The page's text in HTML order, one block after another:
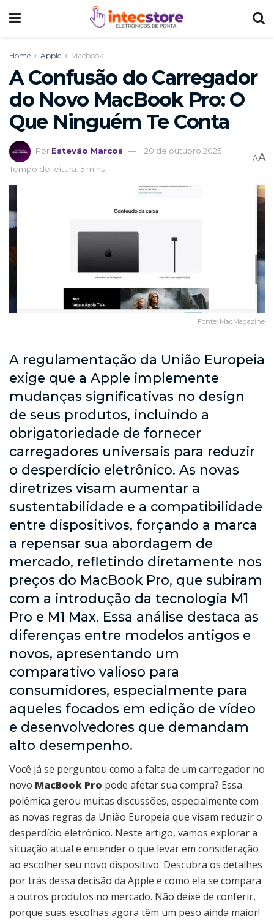
Home Apple Macbook
A Confusão do Carregador
do Novo MacBook Pro: O
Que Ninguém Te Conta
Por Estevão Marcos
20 de outubro 2025
Tempo de leitura: 5 mins
AA
Fonte: MacMagazine
A regulamentação da União Europeia
exige que a Apple implemente
mudanças significativas no design
de seus produtos, incluindo a
obrigatoriedade de fornecer
carregadores universais para reduzir
o desperdício eletrônico. As novas
diretrizes visam aumentar a
sustentabilidade e a compatibilidade
entre dispositivos, forçando a marca
a repensar sua abordagem de
mercado, refletindo diretamente nos
preços do MacBook Pro, que subiram
com a introdução da tecnologia M1
Pro e M1 Max. Essa análise destaca as
diferenças entre modelos antigos e
novos, apresentando um
comparativo valioso para
consumidores, especialmente para
aqueles focados em edição de vídeo
e desenvolvedores que demandam
alto desempenho.
Você já se perguntou como a falta de um carregador no
novo MacBook Pro pode afetar sua compra? Essa
polêmica gerou muitas discussões, especialmente com
as novas regras da União Europeia que visam reduzir o
desperdício eletrônico. Neste artigo, vamos explorar a
situação atual e entender o que levar em consideração
ao escolher seu novo dispositivo. Descubra os detalhes
por trás dessa decisão da Apple e como ela se compara
a outros produtos no mercado. Não deixe de conferir,
porque suas escolhas agora têm um peso ainda maior!